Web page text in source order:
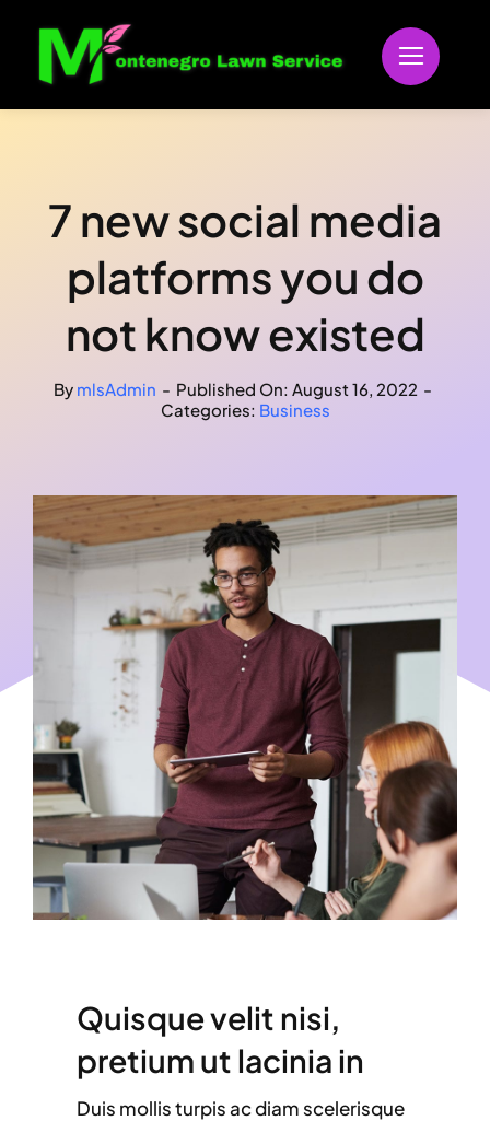
content
7 new social media
platforms you do
not know existed
By mlsAdmin - Published On: August 16, 2022 -
Categories: Business
Quisque velit nisi,
pretium ut lacinia in
Duis mollis turpis ac diam scelerisque